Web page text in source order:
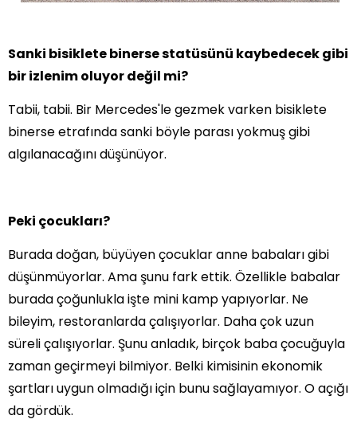
Sanki bisiklete binerse statüsünü kaybedecek gibi
bir izlenim oluyor değil mi?
Tabii, tabii. Bir Mercedes'le gezmek varken bisiklete
binerse etrafında sanki böyle parası yokmuş gibi
algılanacağını düşünüyor.
Peki çocukları?
Burada doğan, büyüyen çocuklar anne babaları gibi
düşünmüyorlar. Ama şunu fark ettik. Özellikle babalar
burada çoğunlukla işte mini kamp yapıyorlar. Ne
bileyim, restoranlarda çalışıyorlar. Daha çok uzun
süreli çalışıyorlar. Şunu anladık, birçok baba çocuğuyla
zaman geçirmeyi bilmiyor. Belki kimisinin ekonomik
şartları uygun olmadığı için bunu sağlayamıyor. O açığı
da gördük.